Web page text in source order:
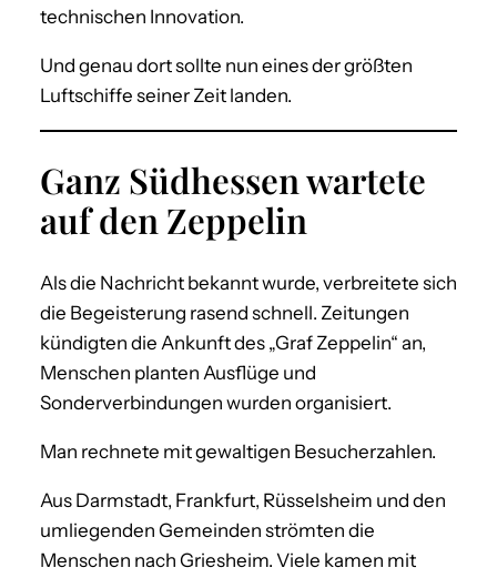
technischen Innovation.
Und genau dort sollte nun eines der größten
Luftschiffe seiner Zeit landen.
Ganz Südhessen wartete
auf den Zeppelin
Als die Nachricht bekannt wurde, verbreitete sich
die Begeisterung rasend schnell. Zeitungen
kündigten die Ankunft des „Graf Zeppelin“ an,
Menschen planten Ausflüge und
Sonderverbindungen wurden organisiert.
Man rechnete mit gewaltigen Besucherzahlen.
Aus Darmstadt, Frankfurt, Rüsselsheim und den
umliegenden Gemeinden strömten die
Menschen nach Griesheim. Viele kamen mit